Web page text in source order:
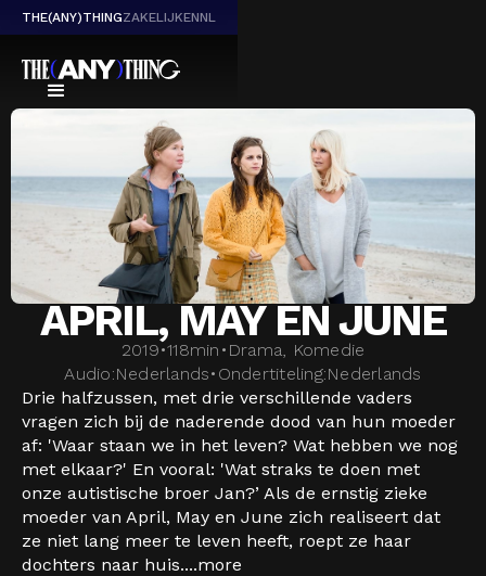
THE(ANY)THINGZAKELIJKENNL
APRIL, MAY EN JUNE
2019•118min • Drama, Komedie
Audio:Nederlands• Ondertiteling:Nederlands
Drie halfzussen, met drie verschillende vaders
vragen zich bij de naderende dood van hun moeder
af: 'Waar staan we in het leven? Wat hebben we nog
met elkaar?' En vooral: 'Wat straks te doen met
onze autistische broer Jan?’ Als de ernstig zieke
moeder van April, May en June zich realiseert dat
ze niet lang meer te leven heeft, roept ze haar
dochters naar huis....more